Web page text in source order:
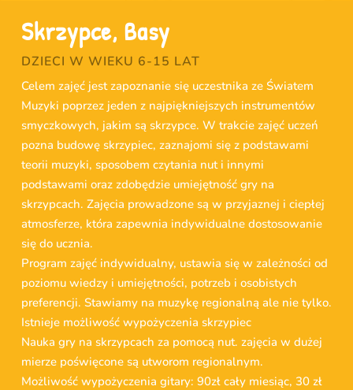
Skrzypce, Basy
DZIECI W WIEKU 6-15 LAT
Celem zajęć jest zapoznanie się uczestnika ze Światem
Muzyki poprzez jeden z najpiękniejszych instrumentów
smyczkowych, jakim są skrzypce. W trakcie zajęć uczeń
pozna budowę skrzypiec, zaznajomi się z podstawami
teorii muzyki, sposobem czytania nut i innymi
podstawami oraz zdobędzie umiejętność gry na
skrzypcach. Zajęcia prowadzone są w przyjaznej i ciepłej
atmosferze, która zapewnia indywidualne dostosowanie
się do ucznia.
Program zajęć indywidualny, ustawia się w zależności od
poziomu wiedzy i umiejętności, potrzeb i osobistych
preferencji. Stawiamy na muzykę regionalną ale nie tylko.
Istnieje możliwość wypożyczenia skrzypiec
Nauka gry na skrzypcach za pomocą nut. zajęcia w dużej
mierze poświęcone są utworom regionalnym.
Możliwość wypożyczenia gitary: 90zł cały miesiąc, 30 zł